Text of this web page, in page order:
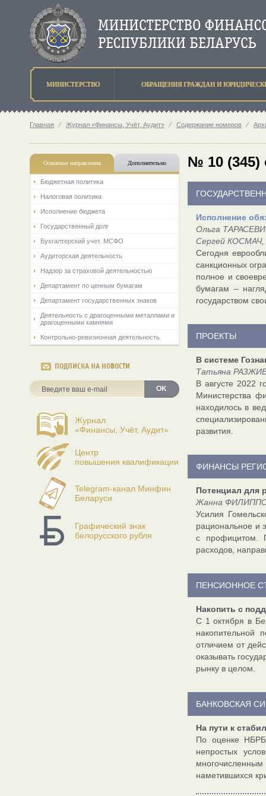
МИНИСТЕРСТВО ОБРАЩЕНИЯ ГРАЖДАН И
Главная ⁄ Журнал «Финансы, Учёт, Аудит» ⁄ Содержание номеров ⁄
Основные направления Дополнительно
Бюджетная политика
Налоговая политика
Исполнение бюджета
Государственный долг
Бухгалтерский учет. МСФО
Аудиторская деятельность
Надзор за страховой деятельностью
Департамент по ценным бумагам
Департамент государственных знаков
Деятельность с драгоценными металлами и
драгоценными камнями
Контрольно-ревизионная деятельность
ПОДПИСКА НА НОВОСТИ
OK
Журнал
«Финансы, Учёт, Аудит»
Центр
повышения квалификации
Telegram-канал Минфин
Беларуси
Графический знак
белорусского рубля
№ 10 (345)
Исполнение
Ольга
Сергей КОСМАЧ,
Сегодня
санкционных
полное и
бумагам –
государством
ПРОЕКТЫ
В системе
Татьяна
В августе 2022
Министерства
находилось в
развития.
ФИНАНСЫ
Потенциал для
Жанна
Усилия
рациональное и
с профицитом.
расходов,
ПЕНСИОННОЕ
Накопить с
С 1 октября в
накопительной
отличием от
оказывать
рынку в целом.
БАНКОВСКАЯ
На пути к
По оценке
непростых
наметившихся